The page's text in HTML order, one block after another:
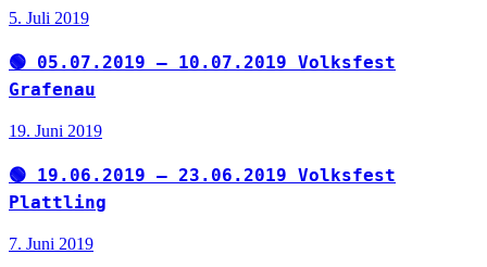
5. Juli 2019
🟢 05.07.2019 – 10.07.2019 Volksfest
Grafenau
19. Juni 2019
🟢 19.06.2019 – 23.06.2019 Volksfest
Plattling
7. Juni 2019